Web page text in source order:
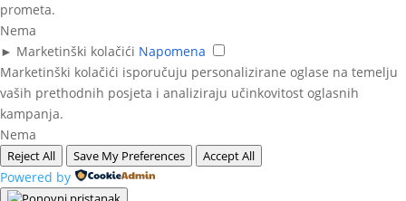
prometa.
Nema
► Marketinški kolačići Napomena
Marketinški kolačići isporučuju personalizirane oglase na temelju
vaših prethodnih posjeta i analiziraju učinkovitost oglasnih
kampanja.
Nema
Reject All Save My Preferences Accept All
Powered by